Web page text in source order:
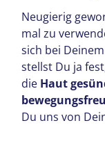
Neugierig
mal zu
sich bei
stellst Du ja
die Haut
Du uns von